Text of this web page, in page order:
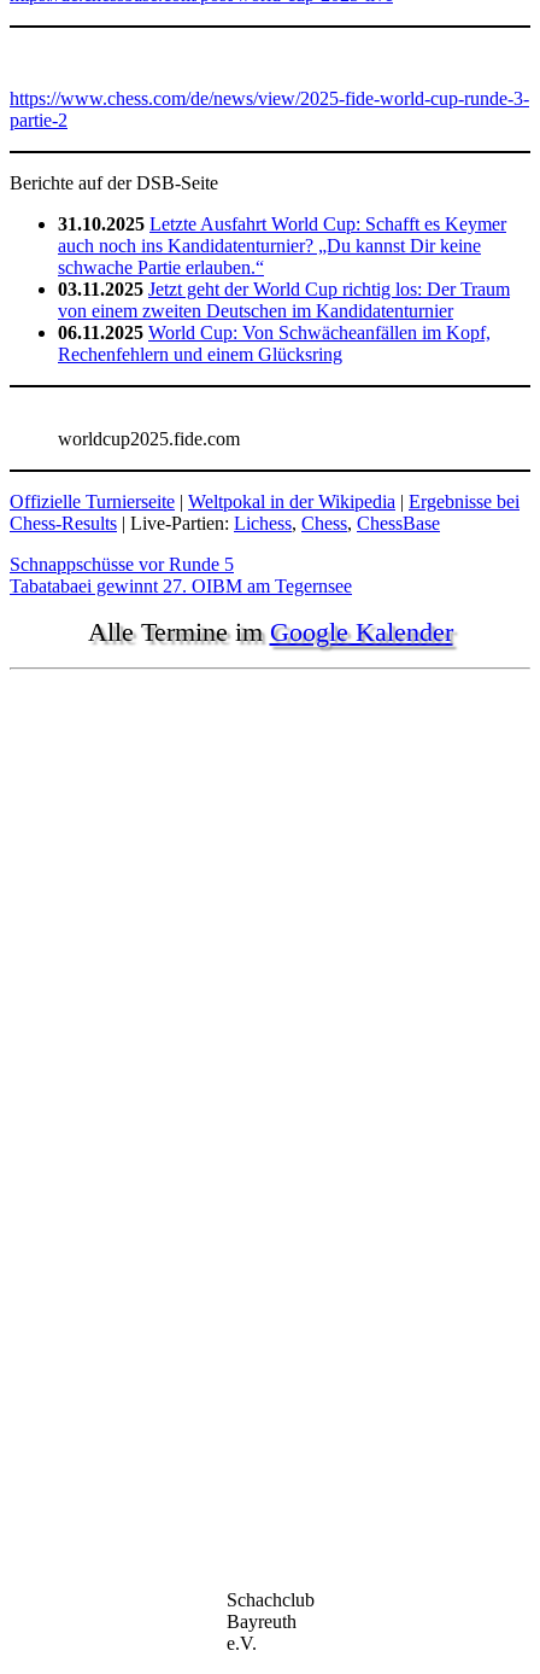
https://www.chess.com/de/news/view/2025-fide-world-cup-runde-3-
partie-2
Berichte auf der DSB-Seite
31.10.2025 Letzte Ausfahrt World Cup: Schafft es Keymer
auch noch ins Kandidatenturnier? „Du kannst Dir keine
schwache Partie erlauben.“
03.11.2025 Jetzt geht der World Cup richtig los: Der Traum
von einem zweiten Deutschen im Kandidatenturnier
06.11.2025 World Cup: Von Schwächeanfällen im Kopf,
Rechenfehlern und einem Glücksring
worldcup2025.fide.com
Offizielle Turnierseite | Weltpokal in der Wikipedia | Ergebnisse bei
Chess-Results | Live-Partien: Lichess, Chess, ChessBase
Beitragsnavigation
Schnappschüsse vor Runde 5
Tabatabaei gewinnt 27. OIBM am Tegernsee
Alle Termine im Google Kalender
Schachclub
Bayreuth
e.V.